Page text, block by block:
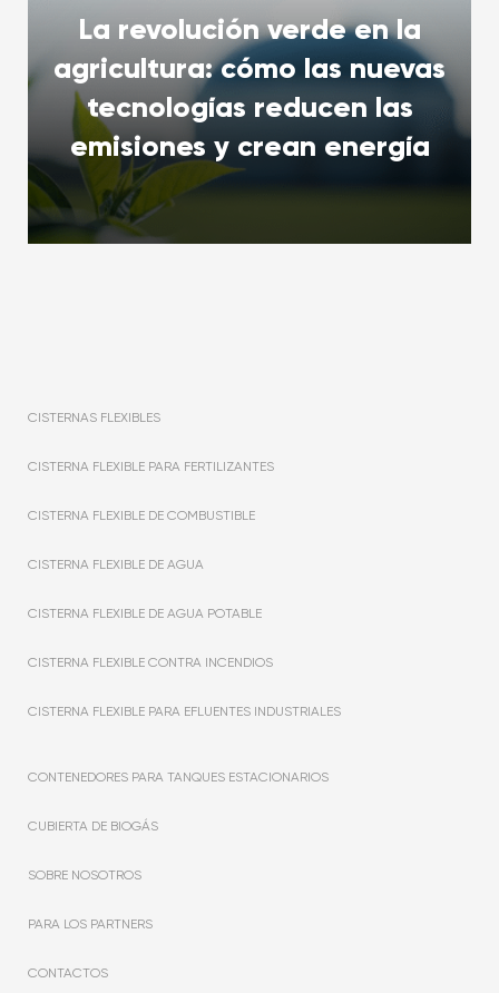
La revolución verde en la
agricultura: cómo las nuevas
tecnologías reducen las
emisiones y crean energía
CISTERNAS FLEXIBLES
CISTERNA FLEXIBLE PARA FERTILIZANTES
CISTERNA FLEXIBLE DE COMBUSTIBLE
CISTERNA FLEXIBLE DE AGUA
CISTERNA FLEXIBLE DE AGUA POTABLE
CISTERNA FLEXIBLE CONTRA INCENDIOS
CISTERNA FLEXIBLE PARA EFLUENTES INDUSTRIALES
CONTENEDORES PARA TANQUES ESTACIONARIOS
CUBIERTA DE BIOGÁS
SOBRE NOSOTROS
PARA LOS PARTNERS
CONTACTOS